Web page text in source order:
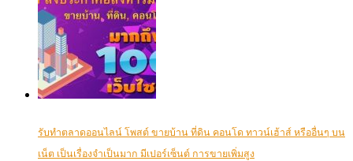
รับทำตลาดออนไลน์ โพสต์ ขายบ้าน ที่ดิน คอนโด ทาวน์เฮ้าส์ หรืออื่นๆ บน
เน็ต เป็นเรื่องจำเป็นมาก มีเปอร์เซ็นต์ การขายเพิ่มสูง